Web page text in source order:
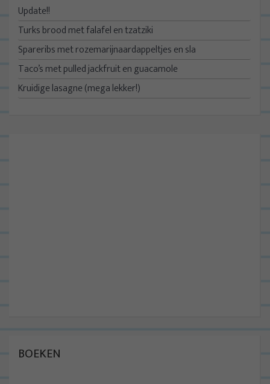
Update!!
Turks brood met falafel en tzatziki
Spareribs met rozemarijnaardappeltjes en sla
Taco’s met pulled jackfruit en guacamole
Kruidige lasagne (mega lekker!)
BOEKEN